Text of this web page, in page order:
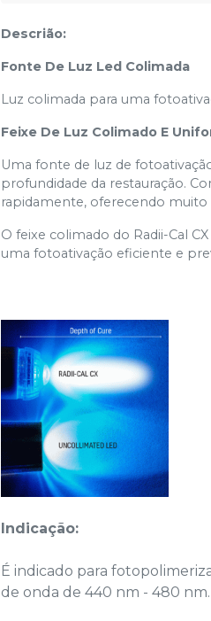
Descrião:
Fonte De Luz Led Colimada
Luz colimada para uma
Feixe De Luz Colimado E
Uma fonte de luz de
profundidade da restauração.
rapidamente, oferecendo muito
O feixe colimado do Radii-Cal
uma fotoativação eficiente e
Indicação:
É indicado para
de onda de 440 nm - 480 nm.